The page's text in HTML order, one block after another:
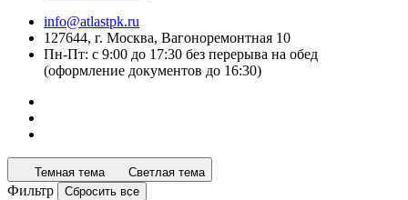
info@atlastpk.ru
127644, г. Москва, Вагоноремонтная 10
Пн-Пт: с 9:00 до 17:30 без перерыва на обед
(оформление документов до 16:30)
Темная тема Светлая тема
Фильтр Сбросить все